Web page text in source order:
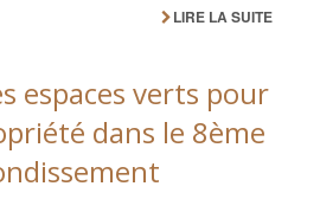
LIRE LA SUITE
espaces verts pour
dans le 8ème